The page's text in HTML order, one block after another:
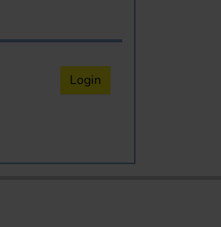
Login